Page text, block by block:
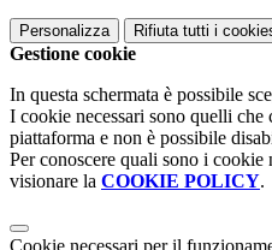
Personalizza Rifiuta tutti i
Gestione cookie
In questa schermata è possibile
I cookie necessari sono quelli
piattaforma e non è possibile
Per conoscere quali sono i cookie
visionare la COOKIE POLICY.
Cookie necessari per il